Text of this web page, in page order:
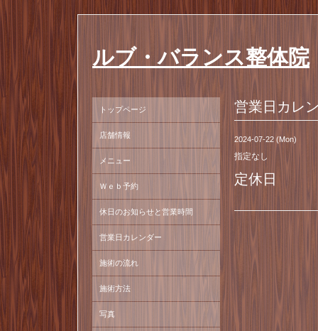
ルブ・バランス整体院
営業日カレ
2024-07-22 (Mon)
指定なし
定休日
トップページ
店舗情報
メニュー
Ｗｅｂ予約
休日のお知らせと営業時間
営業日カレンダー
施術の流れ
施術方法
写真